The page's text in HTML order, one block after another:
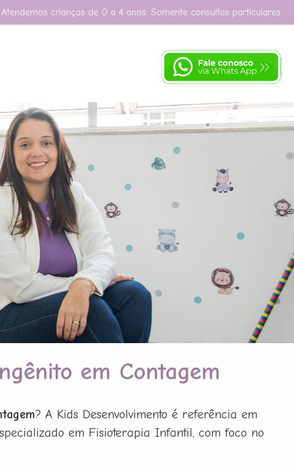
Atendemos crianças de 0 a 4 anos. Somente consultas particulares.
em Contagem
? A Kids Desenvolvimento é referência em
em Fisioterapia Infantil, com foco no